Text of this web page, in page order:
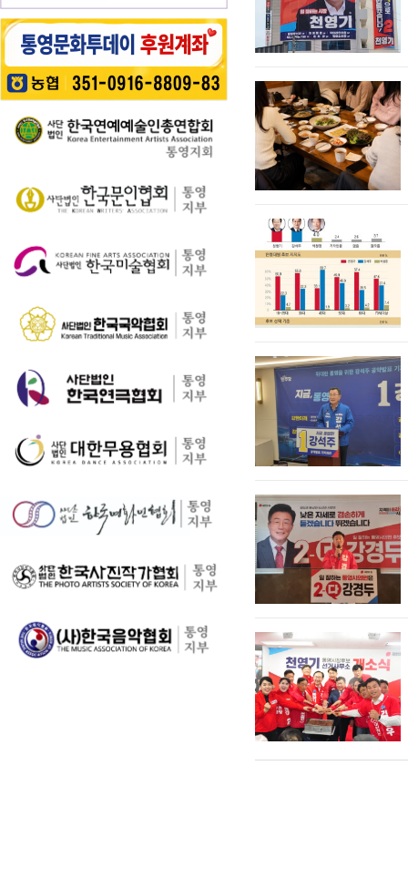
빛, 하늘빛 수국이 어우
러진 산책로는 곳곳이
사진 명소로 변하며 꽃
길을 걷는 이들의 웃음
소리가…
고 지역 주민과 관광객
이 함께 어울려 서피랑
의 매력을 즐길 수 있는
주민 참여형 축제로 구
성한다는 계획이다. 행
사에서는 길놀이를 시
작으로 충렬초등학교
학생들의 우쿨렐레 발
표공연과 명정동 주민
해 2026년 통영 남파랑
길 걷기 프로그램을 본
격 운영한다고 밝혔다.
이번 사업은 남파랑길
통영 구간(14~15코스,
력을 널리 알리고 도보
여행 활성화를 도모하
기 위해 추진된다. 통영
의 역사·문화·미식·야간
관광 자원을 연계한 다
운영하고, 통영 …